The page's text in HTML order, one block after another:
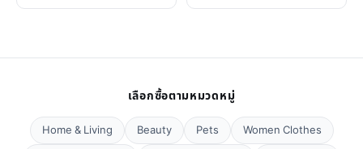
เลือกซื้อตามหมวดหมู่
Home & Living Beauty Pets
Women Clothes